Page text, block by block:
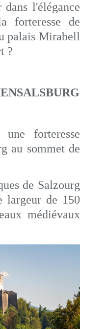
dans l'élégance
forteresse de
palais Mirabell
?
une forteresse
au sommet de
de Salzourg
largeur de 150
médiévaux